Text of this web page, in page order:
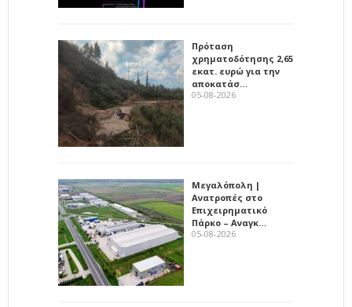
Πρόταση
χρηματοδότησης 2,65
εκατ. ευρώ για την
αποκατάσ…
05-08-2026
Μεγαλόπολη |
Ανατροπές στο
Επιχειρηματικό
Πάρκο – Αναγκ…
05-08-2026